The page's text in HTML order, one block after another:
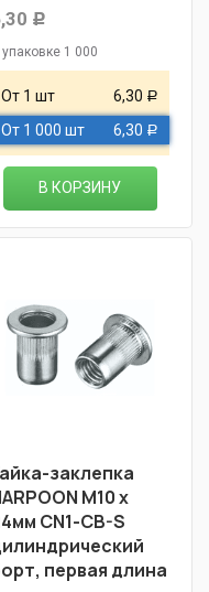
Р
упаковке 1 000
От 1 шт 6,30 Р
От 1 000 шт 6,30 Р
В КОРЗИНУ
заклепка
М10 х
CN1-CB-S
первая длина